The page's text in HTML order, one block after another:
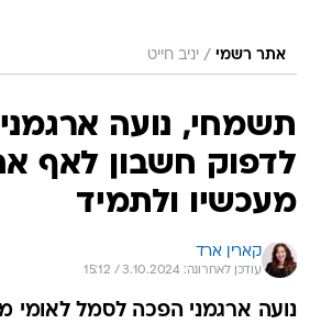
אתר רשמי / יניב חייט
תשמחי, נועה
לדפוק חשבון לאף
מעכשיו ולתמיד
קארין ארד
עודכן לאחרונה: 3.10.2024 / 15:12
נועה ארגמני הפכה לסמל לאומי